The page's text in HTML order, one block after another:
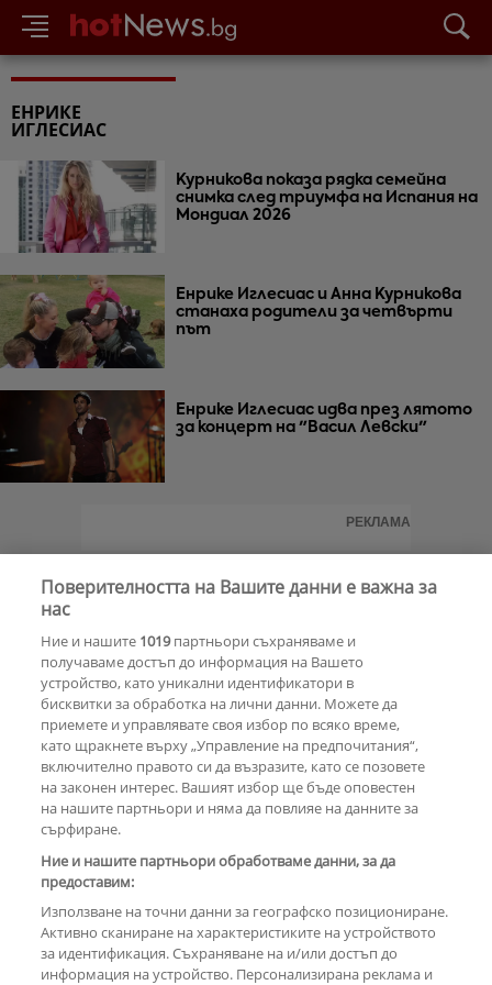
ЕНРИКЕ
ИГЛЕСИАС
Курникова показа рядка семейна
снимка след триумфа на Испания на
Мондиал 2026
Енрике Иглесиас и Анна Курникова
станаха родители за четвърти
път
Енрике Иглесиас идва през лятото
за концерт на "Васил Левски"
Енрике Иглесиас слага точка на
Йоана Темелкова: Енрике Иглесиас
не струва
Енрике Иглесиас разкри кога е
РЕКЛАМА
Поверителността на Вашите данни е важна за
нас
Ние и нашите 1019партньори съхраняваме и
получаваме достъп до информация на Вашето
устройство, като уникални идентификатори в
бисквитки за обработка на лични данни. Можете да
приемете и управлявате своя избор по всяко време,
като щракнете върху „Управление на предпочитания“,
включително правото си да възразите, като се позовете
на законен интерес. Вашият избор ще бъде оповестен
на нашите партньори и няма да повлияе на данните за
сърфиране.
Ние и нашите партньори обработваме данни, за да
предоставим:
Използване на точни данни за географско позициониране.
Активно сканиране на характеристиките на устройството
за идентификация. Съхраняване на и/или достъп до
информация на устройство. Персонализирана реклама и